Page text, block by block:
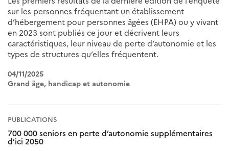
sur les personnes fréquentant un établissement
d’hébergement pour personnes âgées (EHPA) ou y vivant
en 2023 sont publiés ce jour et décrivent leurs
caractéristiques, leur niveau de perte d’autonomie et les
types de structures qu’elles fréquentent.
04/11/2025
Grand âge, handicap et autonomie
PUBLICATIONS
700 000 seniors en perte d’autonomie supplémentaires
d’ici 2050